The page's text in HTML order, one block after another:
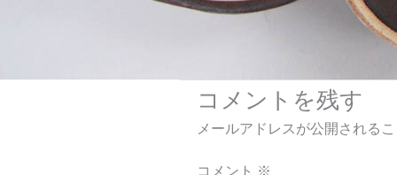
コメントを残す
メールアドレスが公開される
コメント ※